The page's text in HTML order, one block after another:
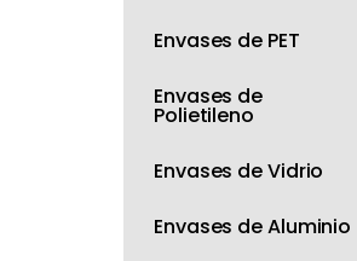
Envases de PET
Envases de
Polietileno
Envases de Vidrio
Envases de Aluminio